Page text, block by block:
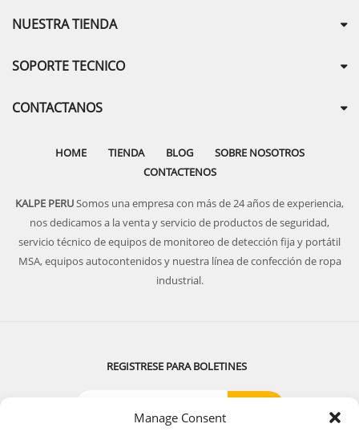
Manage Consent
NUESTRA TIENDA
SOPORTE TECNICO
CONTACTANOS
HOME TIENDA BLOG
SOBRE NOSOTROS
CONTACTENOS
KALPE PERUSomos una empresa con más de 24 años de experiencia,
nos dedicamos a la venta y servicio de productos de seguridad,
servicio técnico de equipos de monitoreo de detección fija y portátil
MSA, equipos autocontenidos y nuestra línea de confección de ropa
industrial.
REGISTRESE PARA BOLETINES